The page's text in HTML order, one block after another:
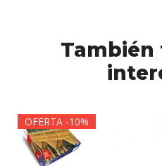
También
OFERTA -10%